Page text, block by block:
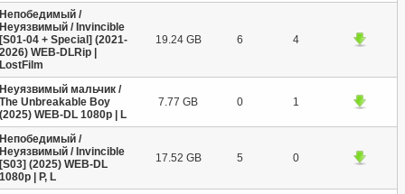
Непобедимый /
Неуязвимый / Invincible
[S01-04 + Special] (2021-
2026) WEB-DLRip |
LostFilm
19.24 GB 6 4
Неуязвимый мальчик /
The Unbreakable Boy
(2025) WEB-DL 1080p | L
7.77 GB 0 1
Непобедимый /
Неуязвимый / Invincible
[S03] (2025) WEB-DL
1080p | P, L
17.52 GB 5 0